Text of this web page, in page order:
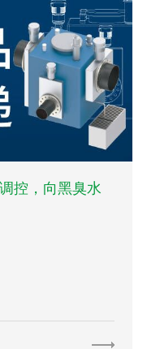
控，向黑臭水